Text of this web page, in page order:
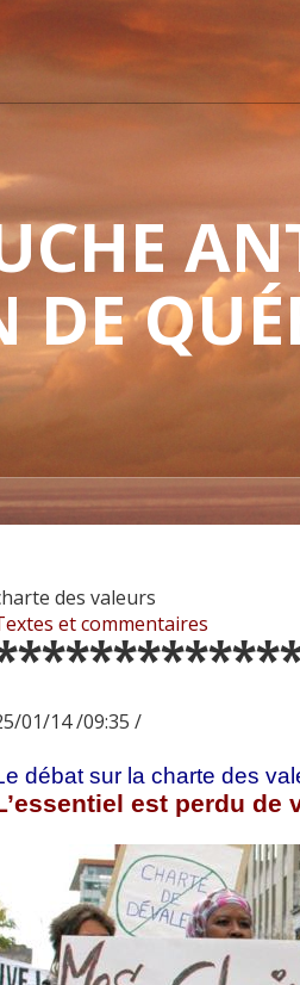
DE
des valeurs
et commentaires
01/14 /09:35 /
débat sur la charte des
est perdu de